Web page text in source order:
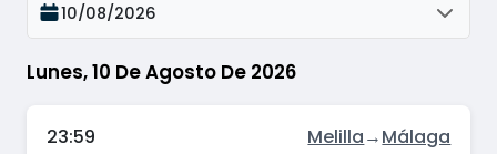
Lunes, 10 De Agosto De 2026
10/08/2026
23:59 Melilla→Málaga